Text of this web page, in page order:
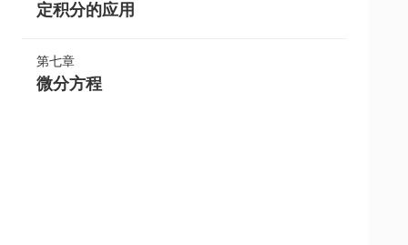
定积分的应用
第七章
微分方程